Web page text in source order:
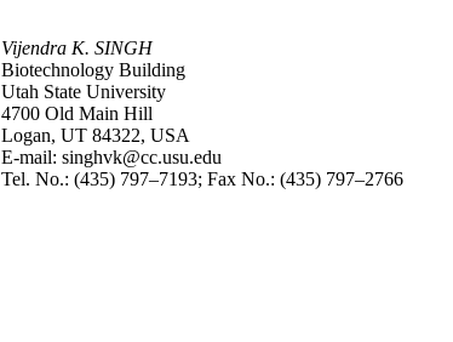
Vijendra K. SINGH
Biotechnology Building
Utah State University
4700 Old Main Hill
Logan, UT 84322, USA
E-mail: singhvk@cc.usu.edu
Tel. No.: (435) 797–7193; Fax No.: (435) 797–2766